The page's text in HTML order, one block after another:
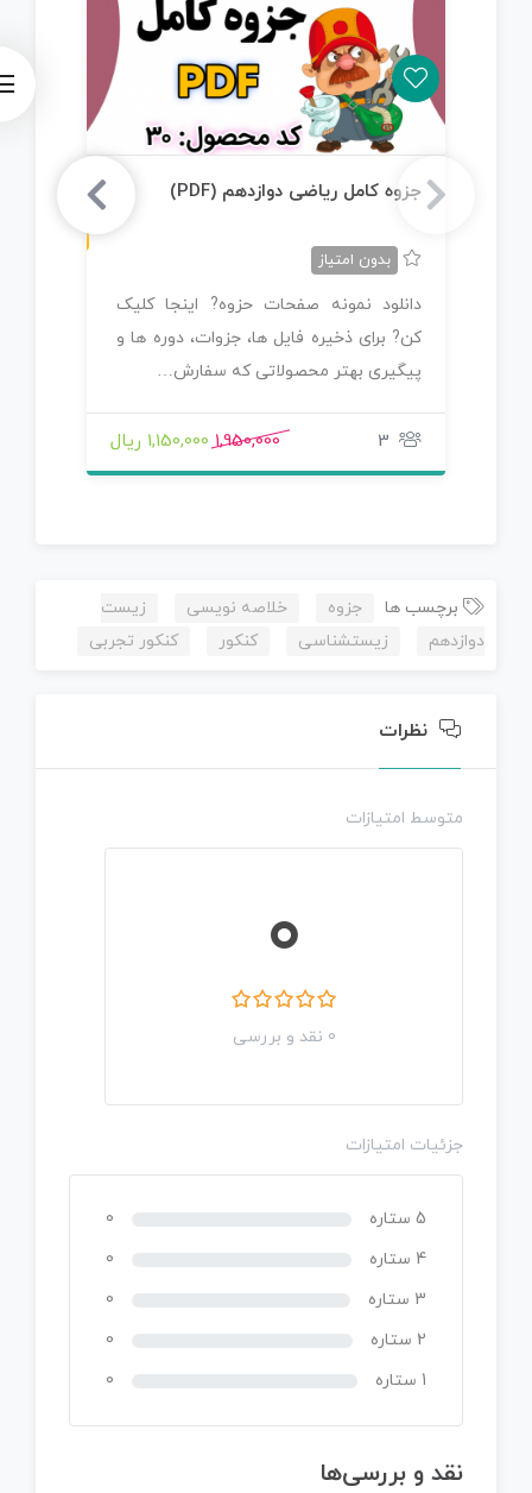
جزوه کامل ریاضی دوازدهم (PDF) ن
س
خ
ه
P
D
F
بدون امتیاز
دانلود نمونه صفحات حزوه? اینجا کلیک
کن? برای ذخیره فایل ها، جزوات، دوره ها و
پیگیری بهتر محصولاتی که سفارش…
3
1,950,000 1,150,000 ریال
برچسب ها جزوه خلاصه نویسی
زیست
دوازدهم
زیستشناسی کنکور کنکور تجربی
نظرات
متوسط امتیازات
0
0 نقد و بررسی
جزئیات امتیازات
5 ستاره
0
4 ستاره
0
3 ستاره
0
2 ستاره
0
1 ستاره
0
نقد و بررسی‌ها